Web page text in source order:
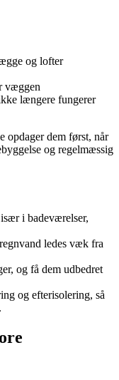
og lofter
væggen
længere fungerer
opdager dem først, når
og regelmæssig
i badeværelser,
ledes væk fra
og få dem udbedret
og efterisolering, så